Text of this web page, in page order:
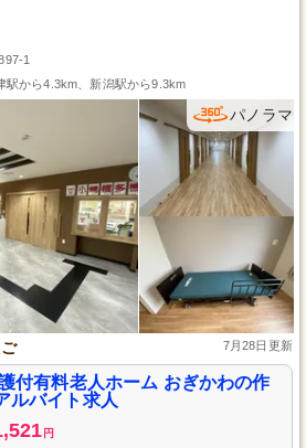
1
駅から4.3km、新潟駅から9.3km
パノラマ
7月28日更新
付有料老人ホーム おぎかわの作
ルバイト求人
円